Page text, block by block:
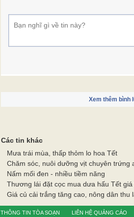
Xem thêm bình
Các tin khác
Mưa trái mùa, thấp thỏm lo hoa Tết
Chăm sóc, nuôi dưỡng vịt chuyên trứng
Nấm mối đen - nhiều tiềm năng
Thương lái đặt cọc mua dưa hấu Tết giá
Giá củ cải trắng tăng cao, nông dân thu
THÔNG TIN TÒA SOẠN LIÊN HỆ QUẢNG CÁO